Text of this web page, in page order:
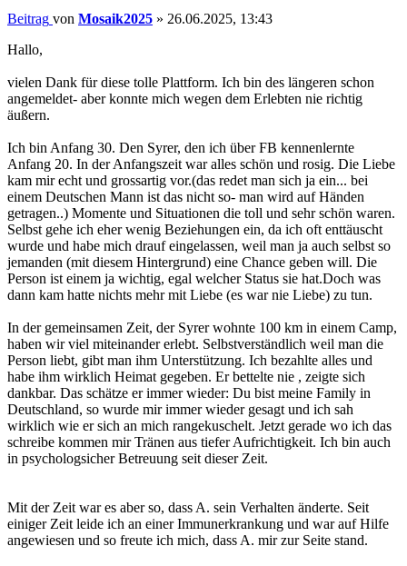
Beitrag von Mosaik2025 » 26.06.2025, 13:43
Hallo,
vielen Dank für diese tolle Plattform. Ich bin des längeren schon
angemeldet- aber konnte mich wegen dem Erlebten nie richtig
äußern.
Ich bin Anfang 30. Den Syrer, den ich über FB kennenlernte
Anfang 20. In der Anfangszeit war alles schön und rosig. Die Liebe
kam mir echt und grossartig vor.(das redet man sich ja ein... bei
einem Deutschen Mann ist das nicht so- man wird auf Händen
getragen..) Momente und Situationen die toll und sehr schön waren.
Selbst gehe ich eher wenig Beziehungen ein, da ich oft enttäuscht
wurde und habe mich drauf eingelassen, weil man ja auch selbst so
jemanden (mit diesem Hintergrund) eine Chance geben will. Die
Person ist einem ja wichtig, egal welcher Status sie hat.Doch was
dann kam hatte nichts mehr mit Liebe (es war nie Liebe) zu tun.
In der gemeinsamen Zeit, der Syrer wohnte 100 km in einem Camp,
haben wir viel miteinander erlebt. Selbstverständlich weil man die
Person liebt, gibt man ihm Unterstützung. Ich bezahlte alles und
habe ihm wirklich Heimat gegeben. Er bettelte nie , zeigte sich
dankbar. Das schätze er immer wieder: Du bist meine Family in
Deutschland, so wurde mir immer wieder gesagt und ich sah
wirklich wie er sich an mich rangekuschelt. Jetzt gerade wo ich das
schreibe kommen mir Tränen aus tiefer Aufrichtigkeit. Ich bin auch
in psychologsicher Betreuung seit dieser Zeit.
Mit der Zeit war es aber so, dass A. sein Verhalten änderte. Seit
einiger Zeit leide ich an einer Immunerkrankung und war auf Hilfe
angewiesen und so freute ich mich, dass A. mir zur Seite stand.